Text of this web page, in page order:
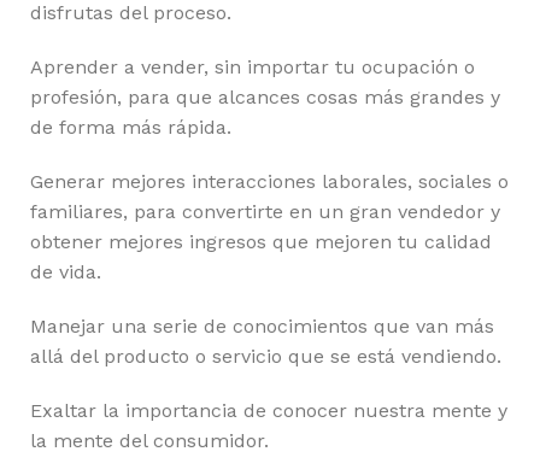
disfrutas del proceso.
Aprender a vender, sin importar tu ocupación o
profesión, para que alcances cosas más grandes y
de forma más rápida.
Generar mejores interacciones laborales, sociales o
familiares, para convertirte en un gran vendedor y
obtener mejores ingresos que mejoren tu calidad
de vida.
Manejar una serie de conocimientos que van más
allá del producto o servicio que se está vendiendo.
Exaltar la importancia de conocer nuestra mente y
la mente del consumidor.